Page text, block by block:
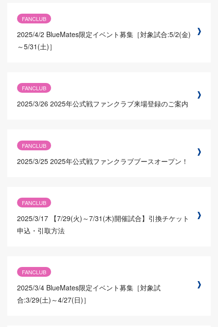
FANCLUB
2025/4/2 BlueMates限定イベント募集［対象試合:5/2(金)
～5/31(土)］
FANCLUB
2025/3/26 2025年公式戦ファンクラブ来場登録のご案内
FANCLUB
2025/3/25 2025年公式戦ファンクラブブースオープン！
FANCLUB
2025/3/17 【7/29(火)～7/31(木)開催試合】引換チケット
申込・引取方法
FANCLUB
2025/3/4 BlueMates限定イベント募集［対象試
合:3/29(土)～4/27(日)］